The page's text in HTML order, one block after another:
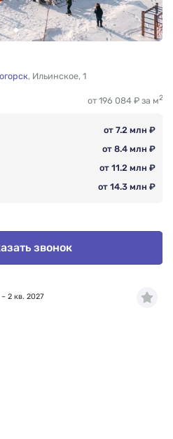
, Ильинское, 1
от 196 084 ₽ за м2
от 7.2 млн ₽
от 8.4 млн ₽
от 11.2 млн ₽
от 14.3 млн ₽
звонок
2 кв. 2027